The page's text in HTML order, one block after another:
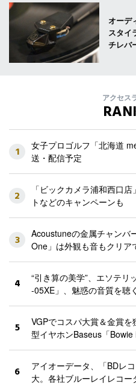
オーデ
スタイ
チレバ
アクセス
1
女子プロゴルフ「北海道
送・配信予定
2
「ビックカメラ浦和西口
トなどのキャンペーンも
3
Acoustuneの金属チャンバ
One」は外観も音もクリア
4
“引き算の美学”、エソテリ
-05XE」、魅惑の音質を聴く
5
VGPでコスパ大賞＆金賞
型イヤホンBaseus「Bowie
6
アイオーデータ、「BDレ
大。各社ブルーレイレコ